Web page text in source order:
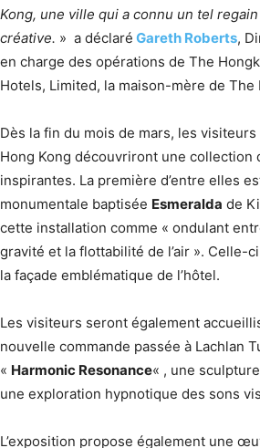
Kong, une ville qui a connu un tel
créative. » a déclaré Gareth Roberts,
en charge des opérations de The
Hotels, Limited, la maison-mère de The
Dès la fin du mois de mars, les
Hong Kong découvriront une collection
inspirantes. La première d’entre elles
monumentale baptisée Esmeralda de
cette installation comme « ondulant
gravité et la flottabilité de l’air ». Celle-
la façade emblématique de l’hôtel.
Les visiteurs seront également
nouvelle commande passée à Lachlan
« Harmonic Resonance« , une
une exploration hypnotique des sons
L’exposition propose également une